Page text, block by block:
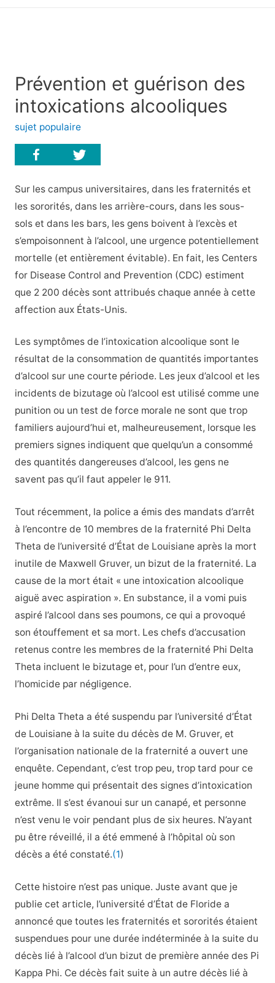
Prévention et guérison des
intoxications alcooliques
sujet populaire
Sur les campus universitaires, dans les fraternités et
les sororités, dans les arrière-cours, dans les sous-
sols et dans les bars, les gens boivent à l’excès et
s’empoisonnent à l’alcool, une urgence potentiellement
mortelle (et entièrement évitable). En fait, les Centers
for Disease Control and Prevention (CDC) estiment
que 2 200 décès sont attribués chaque année à cette
affection aux États-Unis.
Les symptômes de l’intoxication alcoolique sont le
résultat de la consommation de quantités importantes
d’alcool sur une courte période. Les jeux d’alcool et les
incidents de bizutage où l’alcool est utilisé comme une
punition ou un test de force morale ne sont que trop
familiers aujourd’hui et, malheureusement, lorsque les
premiers signes indiquent que quelqu’un a consommé
des quantités dangereuses d’alcool, les gens ne
savent pas qu’il faut appeler le 911.
Tout récemment, la police a émis des mandats d’arrêt
à l’encontre de 10 membres de la fraternité Phi Delta
Theta de l’université d’État de Louisiane après la mort
inutile de Maxwell Gruver, un bizut de la fraternité. La
cause de la mort était « une intoxication alcoolique
aiguë avec aspiration ». En substance, il a vomi puis
aspiré l’alcool dans ses poumons, ce qui a provoqué
son étouffement et sa mort. Les chefs d’accusation
retenus contre les membres de la fraternité Phi Delta
Theta incluent le bizutage et, pour l’un d’entre eux,
l’homicide par négligence.
Phi Delta Theta a été suspendu par l’université d’État
de Louisiane à la suite du décès de M. Gruver, et
l’organisation nationale de la fraternité a ouvert une
enquête. Cependant, c’est trop peu, trop tard pour ce
jeune homme qui présentait des signes d’intoxication
extrême. Il s’est évanoui sur un canapé, et personne
n’est venu le voir pendant plus de six heures. N’ayant
pu être réveillé, il a été emmené à l’hôpital où son
décès a été constaté.(1)
Cette histoire n’est pas unique. Juste avant que je
publie cet article, l’université d’État de Floride a
annoncé que toutes les fraternités et sororités étaient
suspendues pour une durée indéterminée à la suite du
décès lié à l’alcool d’un bizut de première année des Pi
Kappa Phi. Ce décès fait suite à un autre décès lié à